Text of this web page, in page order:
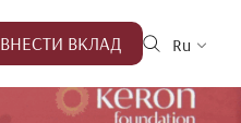
ВНЕСТИ ВКЛАД Ru